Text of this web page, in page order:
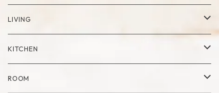
Cup
Mug
Glass
Plate
Set
LIVING
Vase
Dry Flower Vase
Tray
KITCHEN
Kitchen Tool
ROOM